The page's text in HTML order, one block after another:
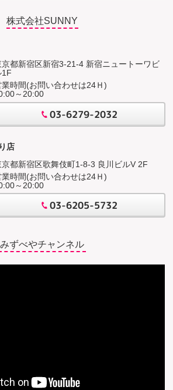
株式会社SUNNY
京都新宿区新宿3-21-4 新宿ニュートーワビ
1F
業時間(お問い合わせは24Ｈ)
～20:00
03-6279-2032
店
京都新宿区歌舞伎町1-8-3 良川ビルV 2F
業時間(お問い合わせは24Ｈ)
～20:00
03-6205-5732
みずべやチャンネル